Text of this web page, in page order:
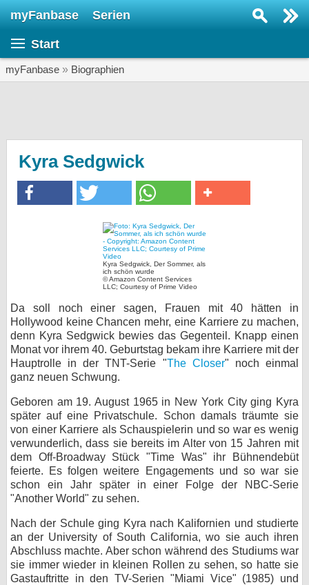
myFanbase Serien
Start
myFanbase » Biographien
Kyra Sedgwick
Kyra Sedgwick, Der Sommer, als
ich schön wurde
© Amazon Content Services
LLC; Courtesy of Prime Video
Da soll noch einer sagen, Frauen mit 40 hätten in
Hollywood keine Chancen mehr, eine Karriere zu machen,
denn Kyra Sedgwick bewies das Gegenteil. Knapp einen
Monat vor ihrem 40. Geburtstag bekam ihre Karriere mit der
Hauptrolle in der TNT-Serie "The Closer" noch einmal
ganz neuen Schwung.
Geboren am 19. August 1965 in New York City ging Kyra
später auf eine Privatschule. Schon damals träumte sie
von einer Karriere als Schauspielerin und so war es wenig
verwunderlich, dass sie bereits im Alter von 15 Jahren mit
dem Off-Broadway Stück "Time Was" ihr Bühnendebüt
feierte. Es folgen weitere Engagements und so war sie
schon ein Jahr später in einer Folge der NBC-Serie
"Another World" zu sehen.
Nach der Schule ging Kyra nach Kalifornien und studierte
an der University of South California, wo sie auch ihren
Abschluss machte. Aber schon während des Studiums war
sie immer wieder in kleinen Rollen zu sehen, so hatte sie
Gastauftritte in den TV-Serien "Miami Vice" (1985) und
Veranstaltungen
KULTUR
Specials
SERVICE
Gewinnspiele
bei X
bei Facebook
Kontakt
Nutzungsbedingungen
Datenschutz
Cookie-Einstellungen
Impressum
Desktop-Ansicht
myFanbase